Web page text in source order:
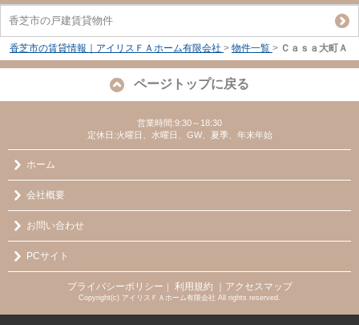
香芝市の戸建賃貸物件
香芝市の賃貸情報｜アイリスＦＡホーム有限会社 > 物件一覧 > Ｃａｓａ大町Ａ
ページトップに戻る
営業時間:9:30～18:30
定休日:火曜日、水曜日、GW、夏季、年末年始
ホーム
会社概要
お問い合わせ
PCサイト
プライバシーポリシー ｜ 利用規約 ｜アクセスマップ
Copyright(c) アイリスＦＡホーム有限会社 All rights reserved.